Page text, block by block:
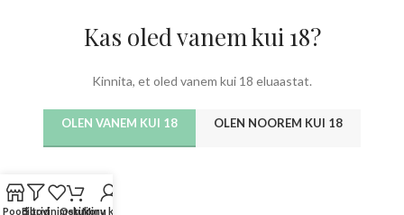
PoodFiltrid
Soovinimekiri
OstukorvMinu konto
Kas oled vanem kui 18?
Kinnita, et oled vanem kui 18 eluaastat.
OLEN VANEM KUI 18 OLEN NOOREM KUI 18